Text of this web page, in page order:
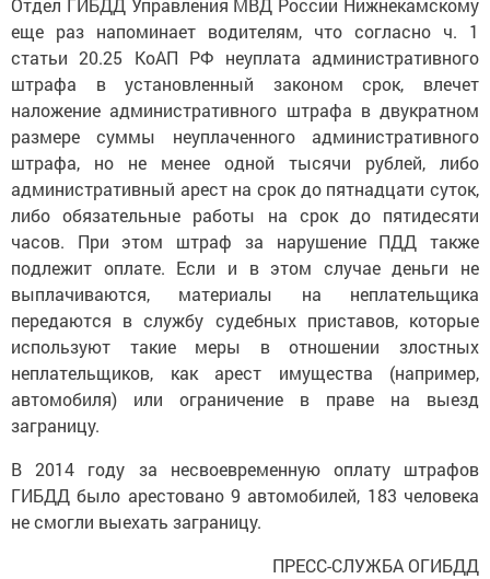
Отдел ГИБДД Управления МВД России Нижнекамскому
еще раз напоминает водителям, что согласно ч. 1
статьи 20.25 КоАП РФ неуплата административного
штрафа в установленный законом срок, влечет
наложение административного штрафа в двукратном
размере суммы неуплаченного административного
штрафа, но не менее одной тысячи рублей, либо
административный арест на срок до пятнадцати суток,
либо обязательные работы на срок до пятидесяти
часов. При этом штраф за нарушение ПДД также
подлежит оплате. Если и в этом случае деньги не
выплачиваются, материалы на неплательщика
передаются в службу судебных приставов, которые
используют такие меры в отношении злостных
неплательщиков, как арест имущества (например,
автомобиля) или ограничение в праве на выезд
заграницу.
В 2014 году за несвоевременную оплату штрафов
ГИБДД было арестовано 9 автомобилей, 183 человека
не смогли выехать заграницу.
ПРЕСС-СЛУЖБА ОГИБДД